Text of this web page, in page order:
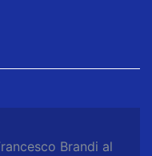
Brandi al